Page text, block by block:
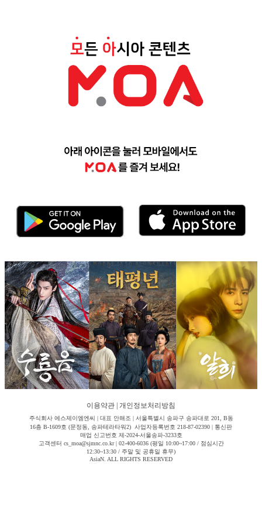
이용약관 개인정보처리방침
주식회사 에스제이엠엔씨 | 대표 안해조 | 서울특별시 송파구 송파대로 201, B동
16층 B-1609호 (문정동, 송파테라타워2) 사업자등록번호 218-87-02390 | 통신판
매업 신고번호 제-2024-서울송파-3233호
고객센터 cs_moa@sjmnc.co.kr | 02-400-6036 (평일 10:00~17:00 / 점심시간
12:30~13:30 / 주말 및 공휴일 휴무)
AsiaN. ALL RIGHTS RESERVED